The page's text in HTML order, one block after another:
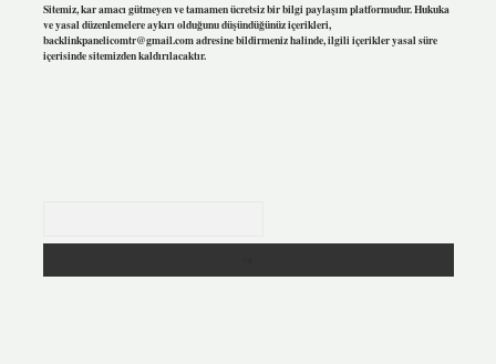
Sitemiz, kar amacı gütmeyen ve tamamen ücretsiz bir bilgi paylaşım platformudur. Hukuka
ve yasal düzenlemelere aykırı olduğunu düşündüğünüz içerikleri,
backlinkpanelicomtr@gmail.comadresine bildirmeniz halinde, ilgili içerikler yasal süre
içerisinde sitemizden kaldırılacaktır.